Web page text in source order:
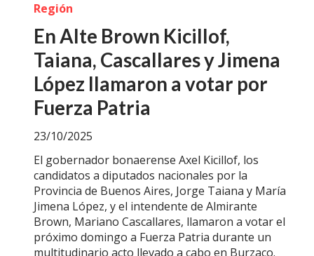
En Alte Brown Kicillof,
Taiana, Cascallares y Jimena
López llamaron a votar por
Fuerza Patria
El gobernador bonaerense Axel Kicillof, los
candidatos a diputados nacionales por la
Provincia de Buenos Aires, Jorge Taiana y María
Jimena López, y el intendente de Almirante
Brown, Mariano Cascallares, llamaron a votar el
próximo domingo a Fuerza Patria durante un
multitudinario acto llevado a cabo en Burzaco.
Región
23/10/2025